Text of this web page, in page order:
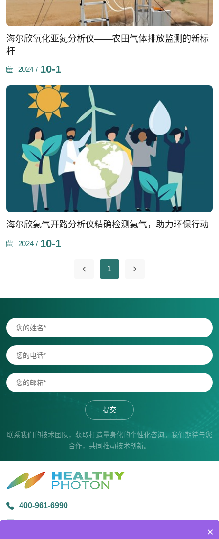
海尔欣氧化亚氮分析仪——农田气体排放监测的新标
杆
2024 / 10-1
海尔欣氨气开路分析仪精确检测氨气，助力环保行动
2024 / 10-1
1
提交
联系我们的技术团队，获取打造量身化的个性化咨询。我们期待与您
合作，共同推动技术创新。
400-961-6990
×